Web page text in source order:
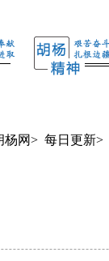
杨网> 每日更新>